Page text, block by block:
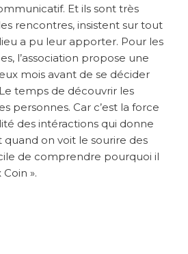
Et ils sont très
rencontres, insistent sur tout
a pu leur apporter. Pour les
l’association propose une
mois avant de se décider
temps de découvrir les
personnes. Car c’est la force
des intéractions qui donne
quand on voit le sourire des
de comprendre pourquoi il
».